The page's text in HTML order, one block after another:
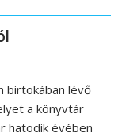
birtokában lévő
a könyvtár
hatodik évében